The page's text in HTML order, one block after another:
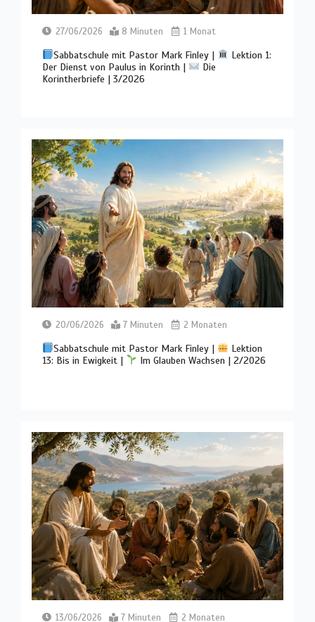
27/06/2026 8 Minuten 1 Monat
Sabbatschule mit Pastor Mark Finley |
Lektion 1:
Der Dienst von Paulus in Korinth |
Die
Korintherbriefe | 3/2026
20/06/2026 7 Minuten 2 Monaten
Sabbatschule mit Pastor Mark Finley |
Lektion
13: Bis in Ewigkeit |
Im Glauben Wachsen | 2/2026
13/06/2026 7 Minuten 2 Monaten